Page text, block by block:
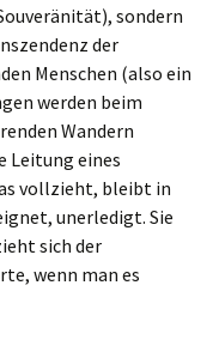
sondern
der
Menschen (also ein
werden beim
Wandern
Leitung eines
vollzieht, bleibt in
unerledigt. Sie
sich der
wenn man es